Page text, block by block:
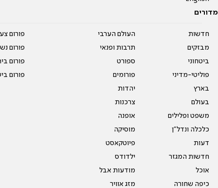
מדורים
חדשות
מבזקים
ביטחוני
פוליטי-מדיני
בארץ
בעולם
משפט ופלילים
כלכלה ונדל"ן
דעות
חדשות המגזר
אוכל
כיפה שחורה
העולם הערבי
תרבות ופנאי
ספורט
פורומים
יהדות
צרכנות
אופנה
מוסיקה
פיוטקאסט
ילדודס
מודעות אבל
מזג אוויר
פורום
פורום
פורום
פורום